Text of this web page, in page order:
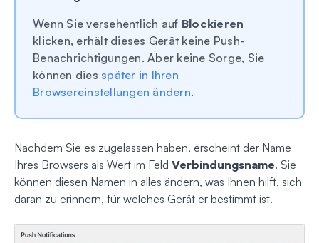
Wenn Sie versehentlich auf Blockieren
klicken, erhält dieses Gerät keine Push-
Benachrichtigungen. Aber keine Sorge, Sie
können dies später in Ihren
Browsereinstellungen ändern.
Nachdem Sie es zugelassen haben, erscheint der Name
Ihres Browsers als Wert im Feld Verbindungsname. Sie
können diesen Namen in alles ändern, was Ihnen hilft, sich
daran zu erinnern, für welches Gerät er bestimmt ist.